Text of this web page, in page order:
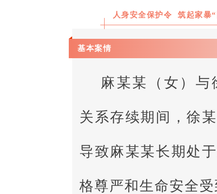
人身安全保护令 筑起家暴
基本案情
麻某某（女）
关系存续期间，徐
导致麻某某长期处
格尊严和生命安全